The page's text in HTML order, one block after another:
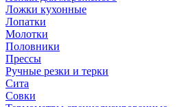
Ложки кухонные
Лопатки
Молотки
Половники
Прессы
Ручные резки и терки
Сита
Совки